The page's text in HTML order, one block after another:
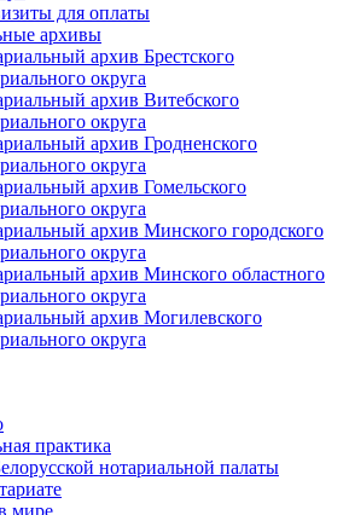
для оплаты
архивы
архив Брестского
округа
архив Витебского
округа
архив Гродненского
округа
архив Гомельского
округа
архив Минского городского
округа
архив Минского областного
округа
архив Могилевского
округа
практика
нотариальной палаты
мире